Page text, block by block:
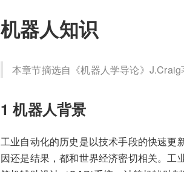
机器人知识
本章节摘选自《机器人学导论》
1 机器人背景
工业自动化的历史是以技术手段的快速更
因还是结果，都和世界经济密切相关。